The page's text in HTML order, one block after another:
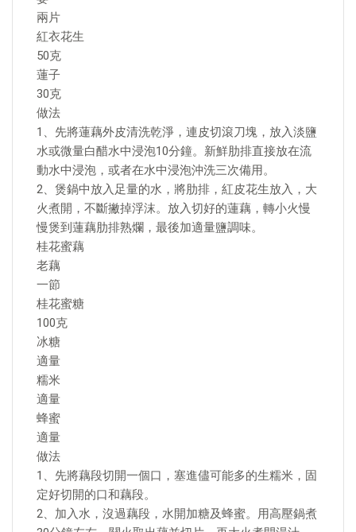
兩片
紅衣花生
50克
蓮子
30克
做法
1、先將蓮藕外皮清洗乾淨，連皮切滾刀塊，放入淡鹽
水或微量白醋水中浸泡10分鐘。新鮮肋排直接放在流
動水中浸泡，或者在水中浸泡沖洗三次備用。
2、煲鍋中放入足量的水，將肋排，紅皮花生放入，大
火煮開，不斷撇掉浮沫。放入切好的蓮藕，轉小火慢
慢煲到蓮藕肋排熟爛，最後加適量鹽調味。
桂花蜜藕
老藕
一節
桂花蜜糖
100克
冰糖
適量
糯米
適量
蜂蜜
適量
做法
1、先將藕段切開一個口，塞進儘可能多的生糯米，固
定好切開的口和藕段。
2、加入水，沒過藕段，水開加糖及蜂蜜。用高壓鍋煮